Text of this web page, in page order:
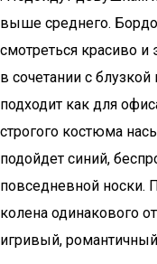
выше среднего.
смотреться красиво
в сочетании с блузкой
подходит как для
строгого костюма
подойдет синий,
повседневной носки.
колена одинакового
игривый,